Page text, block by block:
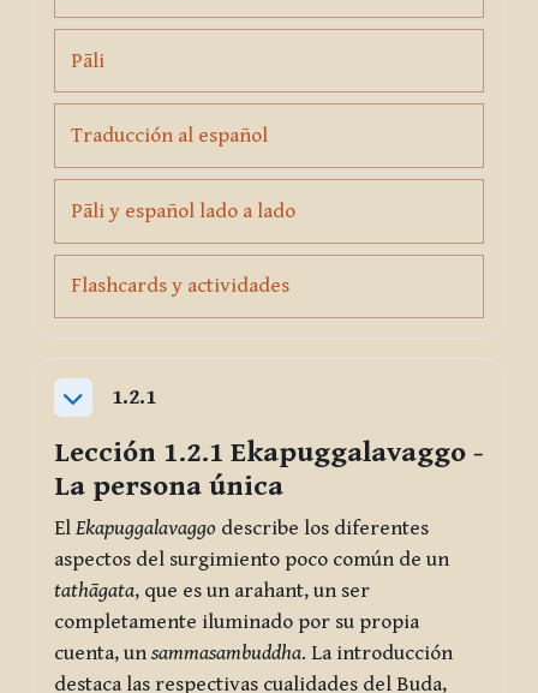
PāliPage
Traducción al españolPage
Pāli y español lado a ladoPage
Flashcards y actividadesPage
Collapse
1.2.1
Lección 1.2.1 Ekapuggalavaggo -
La persona única
El Ekapuggalavaggo describe los diferentes
aspectos del surgimiento poco común de un
tathāgata, que es un arahant, un ser
completamente iluminado por su propia
cuenta, un sammasambuddha. La introducción
destaca las respectivas cualidades del Buda,